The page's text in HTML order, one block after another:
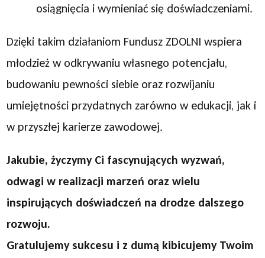
osiągnięcia i wymieniać się doświadczeniami.
Dzięki takim działaniom Fundusz ZDOLNI wspiera
młodzież w odkrywaniu własnego potencjału,
budowaniu pewności siebie oraz rozwijaniu
umiejętności przydatnych zarówno w edukacji, jak i
w przyszłej karierze zawodowej.
Jakubie, życzymy Ci fascynujących wyzwań,
odwagi w realizacji marzeń oraz wielu
inspirujących doświadczeń na drodze dalszego
rozwoju.
Gratulujemy sukcesu i z dumą kibicujemy Twoim